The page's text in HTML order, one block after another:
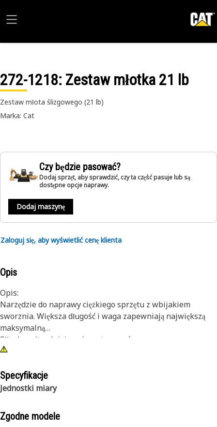
272-1218: Zestaw młotka 21 lb
Zestaw młota ślizgowego (21 lb)
Marka: Cat
Czy będzie pasować?
Dodaj sprzęt, aby sprawdzić, czy ta część pasuje lub są
dostępne opcje naprawy.
Dodaj maszynę
Zaloguj się, aby wyświetlić cenę klienta
Opis
Opis:
Narzędzie do naprawy ciężkiego sprzętu z wbijakiem
sworznia. Większa długość i waga zapewniają największą
maksymalną
Siła do najtrudniejszych zastosowań.
Młot ślizgowy 46 cali (1168 mm) o wadze 21 funtów (9,5 kg)
z 2-calowym (50,8 mm) trzpieniem i nylonową torbą do
Zastosowanie:
Specyfikacje
Jednostki miary
Zgodne modele